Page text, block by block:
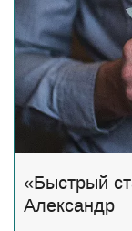
«Быстрый
Александр